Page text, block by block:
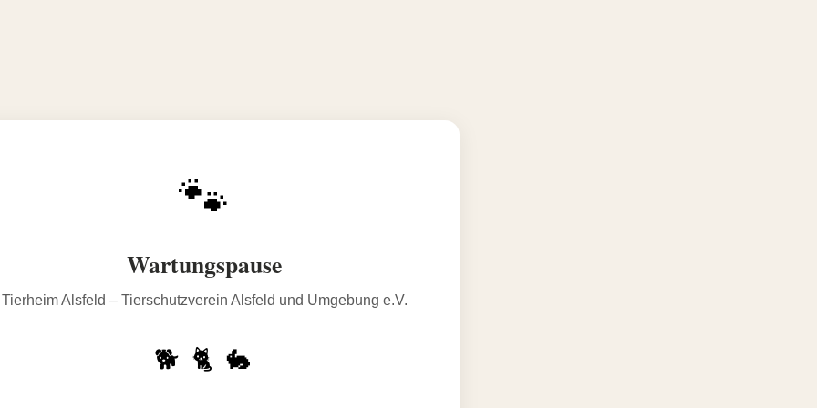
🐾
Wartungspause
Tierheim Alsfeld – Tierschutzverein Alsfeld und Umgebung e.V.
🐕 🐈 🐇